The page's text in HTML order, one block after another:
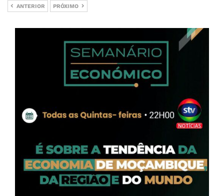
ANTERIOR PRÓXIMO